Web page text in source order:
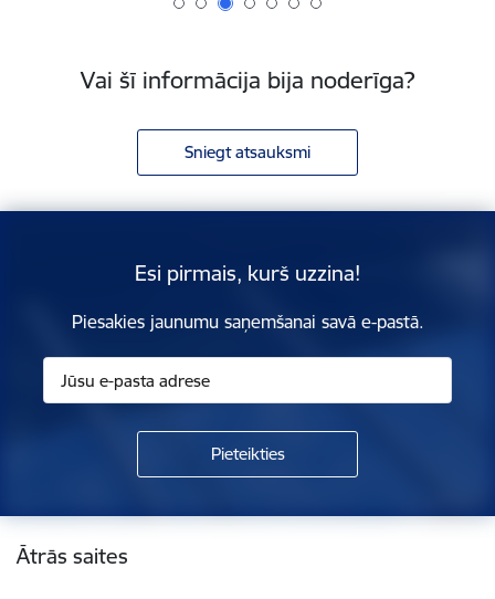
Vai šī informācija bija noderīga?
Sniegt atsauksmi
Esi pirmais, kurš uzzina!
Piesakies jaunumu saņemšanai savā e-pastā.
Kājene
Ātrās saites